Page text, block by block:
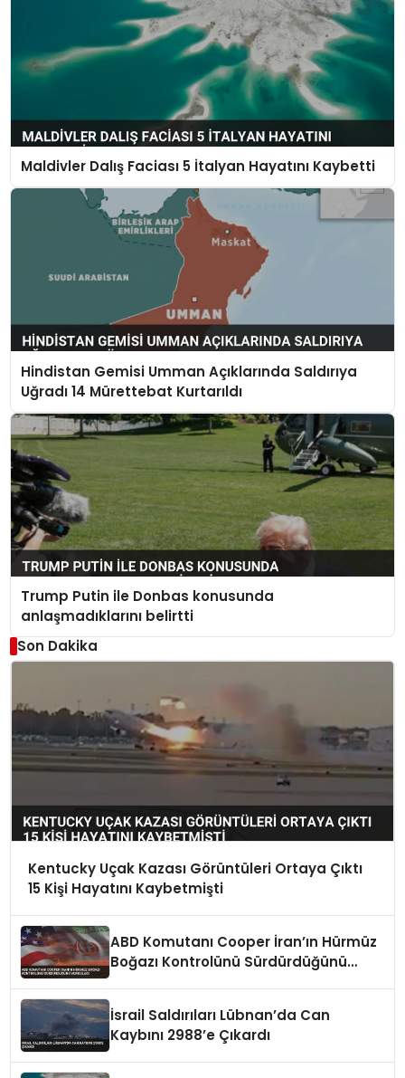
Maldivler Dalış Faciası 5 İtalyan Hayatını Kaybetti
Hindistan Gemisi Umman Açıklarında Saldırıya
Uğradı 14 Mürettebat Kurtarıldı
Trump Putin ile Donbas konusunda
anlaşmadıklarını belirtti
Son Dakika
Kentucky Uçak Kazası Görüntüleri Ortaya Çıktı
15 Kişi Hayatını Kaybetmişti
ABD Komutanı Cooper İran’ın Hürmüz
Boğazı Kontrolünü Sürdürdüğünü
İsrail Saldırıları Lübnan’da Can
Kaybını 2988’e Çıkardı